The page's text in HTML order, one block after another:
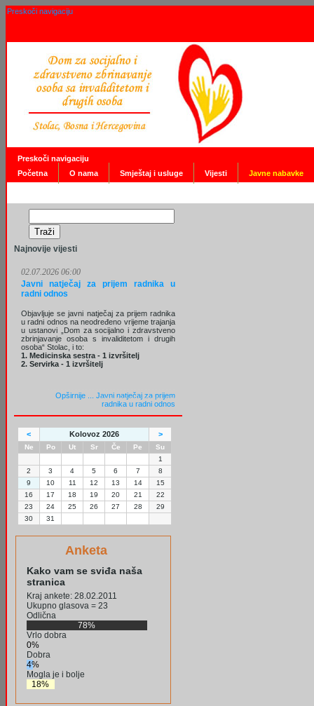
Preskoči navigaciju
Preskoči navigaciju
Početna
O nama Smještaj i usluge Vijesti Javne nabavke
Najnovije vijesti
02.07.2026 06:00
Javni natječaj za prijem radnika u
radni odnos
Objavljuje se javni natječaj za prijem radnika
u radni odnos na neodređeno vrijeme trajanja
u ustanovi „Dom za socijalno i zdravstveno
zbrinjavanje osoba s invaliditetom i drugih
osoba“ Stolac, i to:
1. Medicinska sestra - 1 izvršitelj
2. Servirka - 1 izvršitelj
Opširnije ... Javni natječaj za prijem
radnika u radni odnos
< Kolovoz 2026 >
Ne Po Ut Sr Če Pe
Su
1
2
3 4 5 6 7
8
9
10 11 12 13 14
15
16
17 18 19 20 21
22
23
24 25 26 27 28
29
30
31
Anketa
Kako vam se sviđa naša
stranica
Kraj ankete: 28.02.2011
Ukupno glasova = 23
Odlična
78%
Vrlo dobra
0%
Dobra
4%
Mogla je i bolje
18%